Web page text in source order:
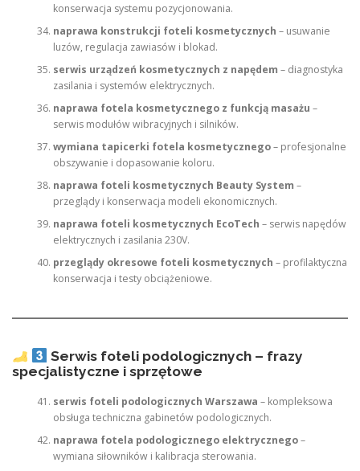
konserwacja systemu pozycjonowania.
naprawa konstrukcji foteli kosmetycznych – usuwanie
luzów, regulacja zawiasów i blokad.
serwis urządzeń kosmetycznych z napędem – diagnostyka
zasilania i systemów elektrycznych.
naprawa fotela kosmetycznego z funkcją masażu –
serwis modułów wibracyjnych i silników.
wymiana tapicerki fotela kosmetycznego– profesjonalne
obszywanie i dopasowanie koloru.
naprawa foteli kosmetycznych Beauty System –
przeglądy i konserwacja modeli ekonomicznych.
naprawa foteli kosmetycznych EcoTech – serwis napędów
elektrycznych i zasilania 230V.
przeglądy okresowe foteli kosmetycznych – profilaktyczna
konserwacja i testy obciążeniowe.
Serwis foteli podologicznych – frazy
specjalistyczne i sprzętowe
serwis foteli podologicznych Warszawa – kompleksowa
obsługa techniczna gabinetów podologicznych.
naprawa fotela podologicznego elektrycznego–
wymiana siłowników i kalibracja sterowania.